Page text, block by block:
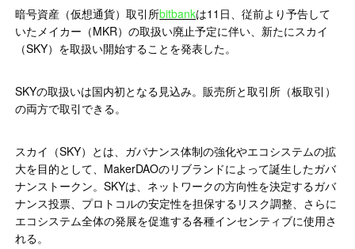
暗号資産（仮想通貨）取引所bitbankは11日、従前より予告して
いたメイカー（MKR）の取扱い廃止予定に伴い、新たにスカイ
（SKY）を取扱い開始することを発表した。
SKYの取扱いは国内初となる見込み。販売所と取引所（板取引）
の両方で取引できる。
スカイ（SKY）とは、ガバナンス体制の強化やエコシステムの拡
大を目的として、MakerDAOのリブランドによって誕生したガバ
ナンストークン。SKYは、ネットワークの方向性を決定するガバ
ナンス投票、プロトコルの安定性を担保するリスク調整、さらに
エコシステム全体の発展を促進する各種インセンティブに使用さ
れる。